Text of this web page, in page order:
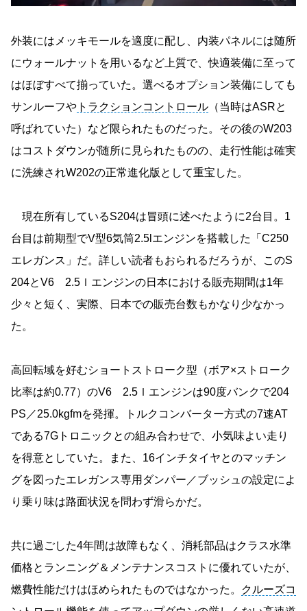
外装にはメッキモールを適度に配し、内装パネルには随所
にウォールナットを用いるなど上質で、快適装備に至って
はほぼすべて揃っていた。選べるオプション装備にしても
サンルーフや トラクションコントロール （当時はASRと
呼ばれていた）など限られたものだった。その後のW203
はコストダウンが随所に見られたものの、走行性能は確実
に洗練されW202の正常進化版として重宝した。
現在所有しているS204は冒頭に述べたように2台目。1
台目は前期型でV型6気筒2.5lエンジンを搭載した「C250
エレガンス」だ。詳しい読者もおられるだろうが、このS
204とV6 2.5ｌエンジンの日本における販売期間は1年
少々と短く、実際、日本での販売台数もかなり少なかっ
た。
高回転域を好むショートストローク型（ボア×ストローク
比率は約0.77）のV6 2.5ｌエンジンは90度バンクで204
PS／25.0kgfmを発揮。トルクコンバーター方式の7速AT
である7Gトロニックとの組み合わせで、小気味よい走り
を得意としていた。また、16インチタイヤとのマッチン
グを図ったエレガンス専用ダンパー／ブッシュの設定によ
り乗り味は路面状況を問わず滑らかだ。
共に過ごした4年間は故障もなく、消耗部品はクラス水準
価格とランニング＆メンテナンスコストに優れていたが、
燃費性能だけはほめられたものではなかった。
クルーズコ